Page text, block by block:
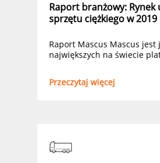
Raport branżowy: Rynek
sprzętu ciężkiego w
Raport Mascus Mascus jest
największych na świecie
Przeczytaj więcej